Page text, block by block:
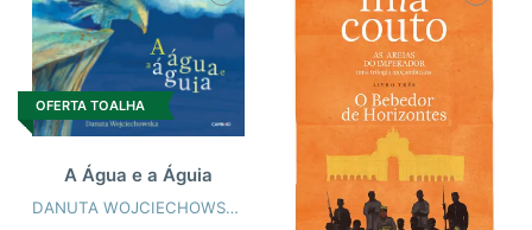
OFERTA TOALHA
A Água e a Águia
DANUTA WOJCIECHOWSKA
MIA COUTO